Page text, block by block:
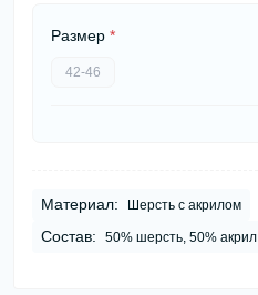
Размер *
42-46
Материал: Шерсть с акрилом
Состав: 50% шерсть, 50% акрил